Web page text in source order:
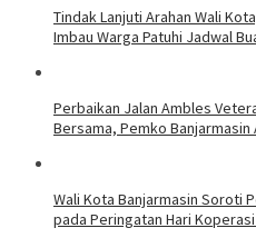
Tindak Lanjuti Arahan Wali
Imbau Warga Patuhi Jadwal
Perbaikan Jalan Ambles
Bersama, Pemko
Wali Kota Banjarmasin Soroti
pada Peringatan Hari